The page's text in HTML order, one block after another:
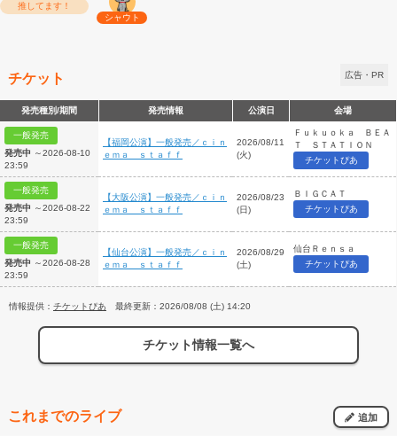
推してます！
シャウト
チケット 広告・PR
発売種別/期間 発売情報 公演日 会場
一般発売
発売中 ～2026-08-10
23:59
【福岡公演】一般発売／ｃｉｎ
ｅｍａ ｓｔａｆｆ
2026/08/11
(火)
Ｆｕｋｕｏｋａ ＢＥＡ
Ｔ ＳＴＡＴＩＯＮ
チケットぴあ
一般発売
発売中 ～2026-08-22
23:59
【大阪公演】一般発売／ｃｉｎ
ｅｍａ ｓｔａｆｆ
2026/08/23
(日)
ＢＩＧＣＡＴ
チケットぴあ
一般発売
発売中 ～2026-08-28
23:59
【仙台公演】一般発売／ｃｉｎ
ｅｍａ ｓｔａｆｆ
2026/08/29
(土)
仙台Ｒｅｎｓａ
チケットぴあ
情報提供： チケットぴあ 最終更新：2026/08/08 (土) 14:20
チケット情報一覧へ
これまでのライブ 追加